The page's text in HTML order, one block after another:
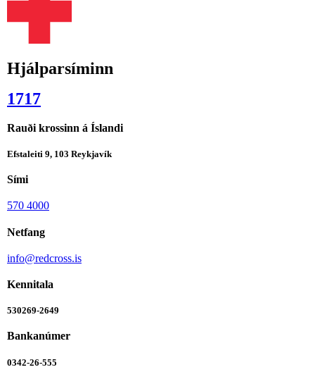
Hjálparsíminn
1717
Rauði krossinn á Íslandi
Efstaleiti 9, 103 Reykjavík
Sími
570 4000
Netfang
info@redcross.is
Kennitala
530269-2649
Bankanúmer
0342-26-555